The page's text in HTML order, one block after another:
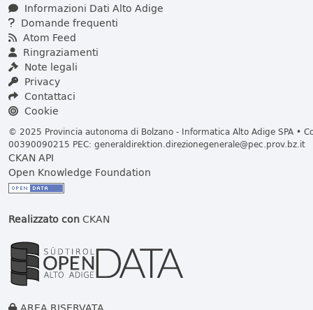
Informazioni Dati Alto Adige
Domande frequenti
Atom Feed
Ringraziamenti
Note legali
Privacy
Contattaci
Cookie
© 2025 Provincia autonoma di Bolzano - Informatica Alto Adige SPA •
00390090215 PEC: generaldirektion.direzionegenerale@pec.prov.bz.it
CKAN API
Open Knowledge Foundation
Realizzato conCKAN